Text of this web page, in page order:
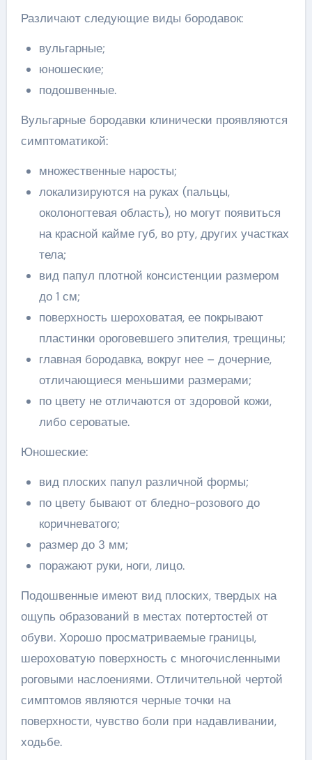
Различают следующие виды бородавок:
вульгарные;
юношеские;
подошвенные.
Вульгарные бородавки клинически проявляются
симптоматикой:
множественные наросты;
локализируются на руках (пальцы,
околоногтевая область), но могут появиться
на красной кайме губ, во рту, других участках
тела;
вид папул плотной консистенции размером
до 1 см;
поверхность шероховатая, ее покрывают
пластинки ороговевшего эпителия, трещины;
главная бородавка, вокруг нее – дочерние,
отличающиеся меньшими размерами;
по цвету не отличаются от здоровой кожи,
либо сероватые.
Юношеские:
вид плоских папул различной формы;
по цвету бывают от бледно-розового до
коричневатого;
размер до 3 мм;
поражают руки, ноги, лицо.
Подошвенные имеют вид плоских, твердых на
ощупь образований в местах потертостей от
обуви. Хорошо просматриваемые границы,
шероховатую поверхность с многочисленными
роговыми наслоениями. Отличительной чертой
симптомов являются черные точки на
поверхности, чувство боли при надавливании,
ходьбе.